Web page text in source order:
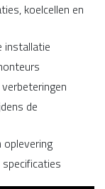
koelcellen en
installatie
de